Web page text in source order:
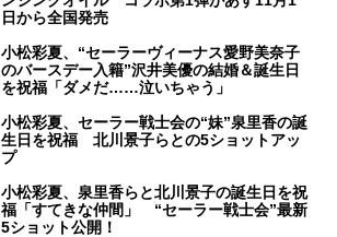
日から全国発売
小松彩夏、“セーラーヴィーナス愛野美奈子
のバースデー入籍”沢井美優の結婚＆誕生日
を祝福「ダメだ……泣いちゃう」
小松彩夏、セーラー戦士会の“妹”泉里香の誕
生日を祝福 北川景子らとの5ショットアッ
プ
小松彩夏、泉里香らと北川景子の誕生日を祝
福「すてきな仲間」 “セーラー戦士会”最新
5ショット公開！